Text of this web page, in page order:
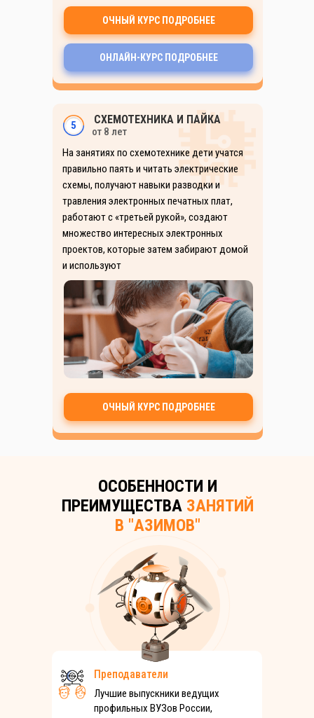
5 СХЕМОТЕХНИКА И ПАЙКА
На занятиях по схемотехнике дети учатся
правильно паять и читать электрические
схемы, получают навыки разводки и
травления электронных печатных плат,
работают с «третьей рукой», создают
множество интересных электронных
проектов, которые затем забирают домой
и используют
ОЧНЫЙ КУРС ПОДРОБНЕЕ
ОНЛАЙН-КУРС ПОДРОБНЕЕ
ОЧНЫЙ КУРС ПОДРОБНЕЕ
от 8 лет
ОСОБЕННОСТИ И
ПРЕИМУЩЕСТВА ЗАНЯТИЙ
В "АЗИМОВ"
Лучшие выпускники ведущих
профильных ВУЗов России,
Преподаватели